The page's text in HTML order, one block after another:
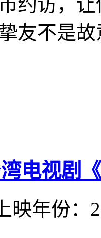
约访，
友不是
电视剧
上映年份：